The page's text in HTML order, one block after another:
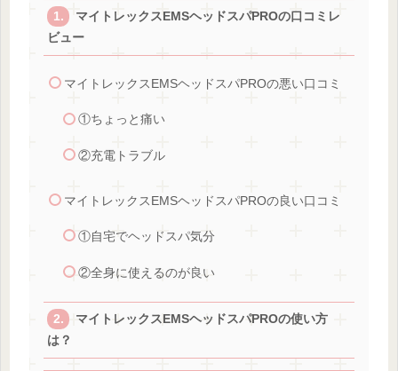
マイトレックスEMSヘッドスパPROの口コミレ
ビュー
マイトレックスEMSヘッドスパPROの悪い口コミ
①ちょっと痛い
②充電トラブル
マイトレックスEMSヘッドスパPROの良い口コミ
①自宅でヘッドスパ気分
②全身に使えるのが良い
マイトレックスEMSヘッドスパPROの使い方
は？